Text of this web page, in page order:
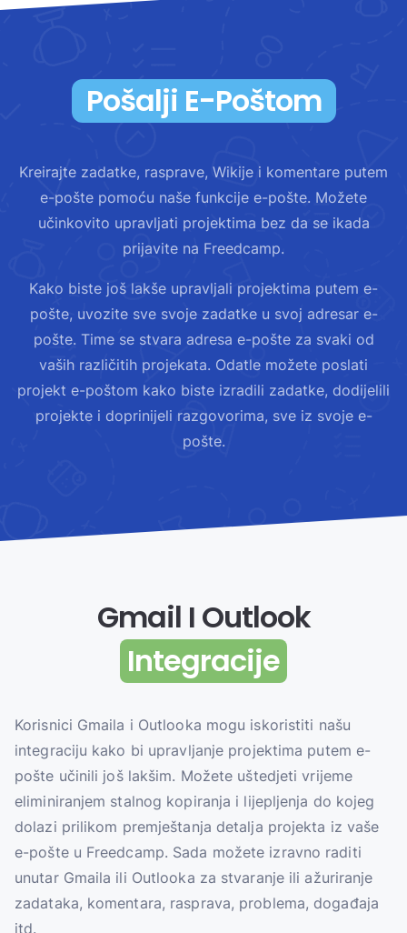
Pošalji E-Poštom
Kreirajte zadatke, rasprave, Wikije i komentare putem
e-pošte pomoću naše funkcije e-pošte. Možete
učinkovito upravljati projektima bez da se ikada
prijavite na Freedcamp.
Kako biste još lakše upravljali projektima putem e-
pošte, uvozite sve svoje zadatke u svoj adresar e-
pošte. Time se stvara adresa e-pošte za svaki od
vaših različitih projekata. Odatle možete poslati
projekt e-poštom kako biste izradili zadatke, dodijelili
projekte i doprinijeli razgovorima, sve iz svoje e-
pošte.
Gmail I Outlook
Integracije
Korisnici Gmaila i Outlooka mogu iskoristiti našu
integraciju kako bi upravljanje projektima putem e-
pošte učinili još lakšim. Možete uštedjeti vrijeme
eliminiranjem stalnog kopiranja i lijepljenja do kojeg
dolazi prilikom premještanja detalja projekta iz vaše
e-pošte u Freedcamp. Sada možete izravno raditi
unutar Gmaila ili Outlooka za stvaranje ili ažuriranje
zadataka, komentara, rasprava, problema, događaja
itd.